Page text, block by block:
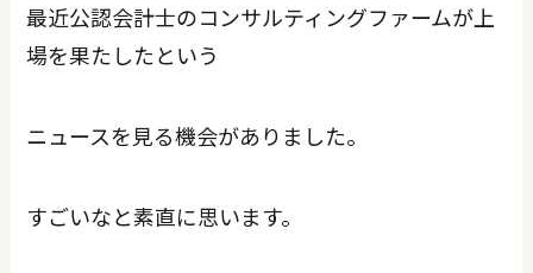
最近公認会計士のコンサルティングファームが上
場を果たしたという
ニュースを見る機会がありました。
すごいなと素直に思います。